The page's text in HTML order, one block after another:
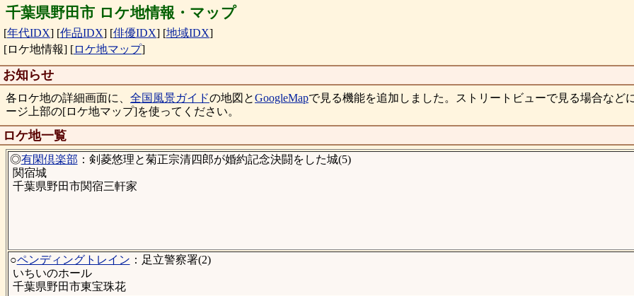
千葉県野田市 ロケ地情報・マップ
[年代IDX] [作品IDX] [俳優IDX] [地域IDX]
[ロケ地情報] [ロケ地マップ]
お知らせ
各ロケ地の詳細画面に、 全国風景ガイドの地図とGoogleMapで見る機能を追加しました。ストリートビューで見る場合な
ージ上部の[ロケ地マップ]を使ってください。
ロケ地一覧
◎有閑倶楽部 ：剣菱悠理と菊正宗清四郎が婚約記念決闘をした城(5)
関宿城
千葉県野田市関宿三軒家
○ペンディングトレイン ：足立警察署(2)
いちいのホール
千葉県野田市東宝珠花